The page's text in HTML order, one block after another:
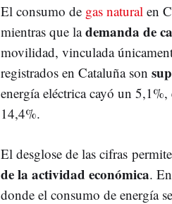
El consumo de gas natural en
mientras que lademanda de
movilidad, vinculada
registrados en Cataluña son
energía eléctrica cayó un
14,4%.
El desglose de las cifras
de la actividad económica.
donde el consumo de energía